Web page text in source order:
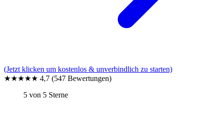
(Jetzt klicken um kostenlos & unverbindlich zu starten)
★★★★★ 4,7 (547 Bewertungen)
5 von 5 Sterne